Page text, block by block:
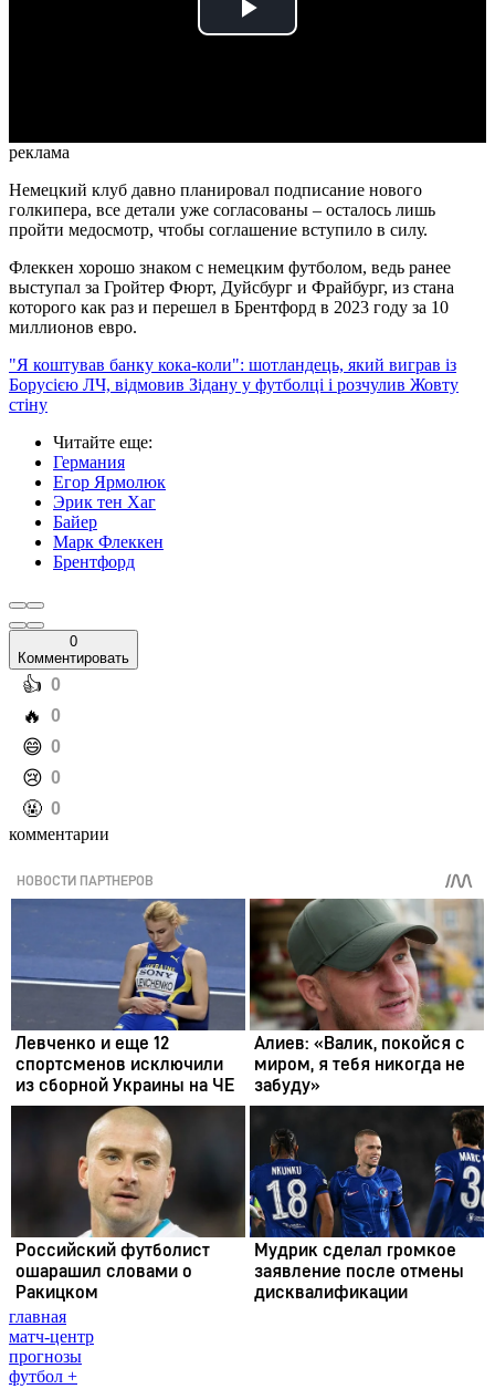
Play
реклама
Немецкий клуб давно планировал подписание нового
голкипера, все детали уже согласованы – осталось лишь
пройти медосмотр, чтобы соглашение вступило в силу.
Флеккен хорошо знаком с немецким футболом, ведь ранее
выступал за Гройтер Фюрт, Дуйсбург и Фрайбург, из стана
которого как раз и перешел в Брентфорд в 2023 году за 10
миллионов евро.
"Я коштував банку кока-коли": шотландець, який виграв із
Борусією ЛЧ, відмовив Зідану у футболці і розчулив Жовту
стіну
Читайте еще:
Германия
Егор Ярмолюк
Эрик тен Хаг
Байер
Марк Флеккен
Брентфорд
0
Комментировать
️👍 0
️🔥 0
️😄 0
️😢 0
️🤬 0
комментарии
главная
матч-центр
прогнозы
футбол +